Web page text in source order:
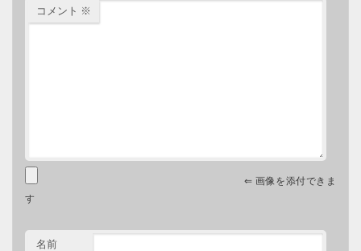
コメント ※
⇐ 画像を添付できま
す
名前